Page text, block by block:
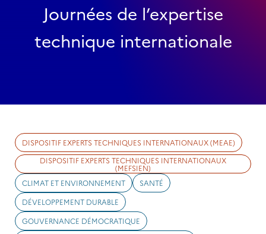
Journées de l’expertise
technique internationale
DISPOSITIF EXPERTS TECHNIQUES INTERNATIONAUX (MEAE)
DISPOSITIF EXPERTS TECHNIQUES INTERNATIONAUX
(MEFSIEN)
CLIMAT ET ENVIRONNEMENT
SANTÉ
DÉVELOPPEMENT DURABLE
GOUVERNANCE DÉMOCRATIQUE